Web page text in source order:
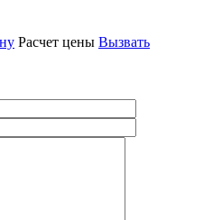
Расчет цены Вызвать